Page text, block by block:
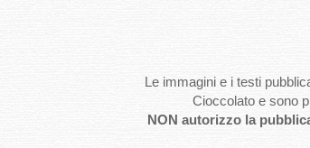
Le immagini e i testi
Cioccolato e sono
NON autorizzo la